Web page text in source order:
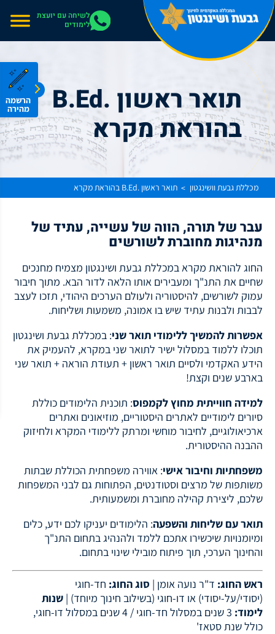
אתר בהרצה
הרשמה
מהירה
לשיחה עם יועצת
לימודים
מכללת גבעת וושינגטון > תואר ראשון .B.Ed בהוראת מקרא
תואר ראשון .B.Ed
בהוראת מקרא
עבר של תורה, הווה של עשייה, עתיד של
מנהיגות מחוברת לשורשים
החוג להוראת מקרא במכללת גבעת ושינגטון מצמיח מחנכים
שחיים את התנ"ך ומעבירים אותו הלאה לדור הבא. מתוך חיבור
עמוק לשורשים, להיסטוריה ולעולם הערכים היהודי, תזכו לעצב
לבבות ולבנות עתיד שיש בו אמונה, משמעות ושליחות.
אפשרות להמשיך ללימודי תואר שני: במכללת גבעת ושינגטון
תוכלו ללמוד במסלול ישיר לתואר שני במקרא, להעמיק את
הידע האקדמי ולסיים תואר ראשון + תעודת הוראה + תואר שני
בארבע שנים וקצת!
למידה חווייתית מחוץ לקמפוס: תוכנית הלימודים כוללת
סיורים לימודיים לאתרים היסטוריים, מוזיאונים ואתרים
ארכיאולוגיים, לחיבור מוחשי ומרתק ללימודי המקרא ולחיזוק
ההבנה ההיסטורית.
משפחתיות וחיבור אישי: אווירה משפחתית הכוללת שבתות
משותפות של מרצים וסטודנטים, הפתוחות גם לבני המשפחות
שלכם, ליצירת קהילה מחוברת ומשמעותית.
תואר עם שליחות והשפעה: הלימודים יעניקו לכם ידע, כלים
ומיומנויות שיכשירו אתכם ללמד ולהנהיג בתחום התנ"ך
והחינוך הערכי, תוך פיתוח מובילי שינוי בתחום.
ראש החוג: ד"ר נועה אומן | סוג החוג: חד-חוגי
(יסודי/על-יסודי) או דו-חוגי (בשילוב חינוך מיוחד) |שנות
לימוד:
3 שנים במסלול חד-חוגי / 4 שנים במסלול דו-חוגי,
כולל שנת סטאז'